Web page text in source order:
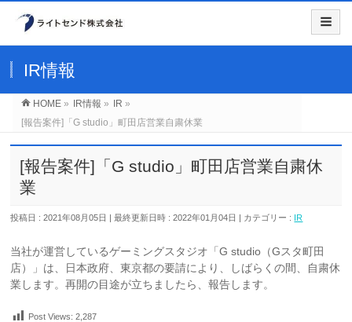
IR情報
HOME » IR情報 » IR »
[報告案件]「G studio」町田店営業自粛休業
[報告案件]「G studio」町田店営業自粛休
業
投稿日 : 2021年08月05日 最終更新日時 : 2022年01月04日 カテゴリー : IR
当社が運営しているゲーミングスタジオ「G studio（Gスタ町田
店）」は、日本政府、東京都の要請により、しばらくの間、自粛休
業します。再開の目途が立ちましたら、報告します。
Post Views: 2,287